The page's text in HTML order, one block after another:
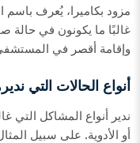
مزود بكاميرا، يُعرف باسم
غالبًا ما يكونون في حالة
وإقامة أقصر في
أنواع الحالات التي
ندير أنواع المشاكل التي
أو الأدوية. على سبيل